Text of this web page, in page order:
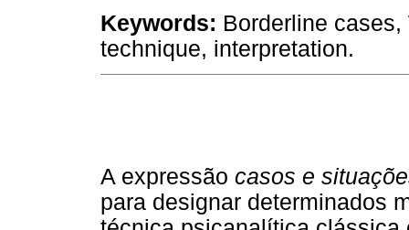
Keywords: Borderline
technique, interpretation.
A expressão casos e
para designar determinados